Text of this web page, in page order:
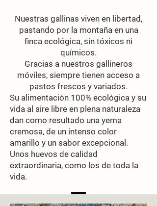
Nuestras gallinas viven en libertad,
pastando por la montaña en una
finca ecológica, sin tóxicos ni
químicos.
Gracias a nuestros gallineros
móviles, siempre tienen acceso a
pastos frescos y variados.
Su alimentación 100% ecológica y su
vida al aire libre en plena naturaleza
dan como resultado una yema
cremosa, de un intenso color
amarillo y un sabor excepcional.
Unos huevos de calidad
extraordinaria, como los de toda la
vida.